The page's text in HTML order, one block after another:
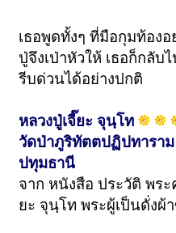
เธอพูดทั้งๆ ที่มือกุมท้องอ
ปู่จึงเป่าหัวให้ เธอก็กลับ
รีบด่วนได้อย่างปกติ
หลวงปู่เจี๊ยะ จุนฺโท
วัดป่าภูริทัตตปฏิปทาราม
ปทุมธานี
จาก หนังสือ ประวัติ พระ
ยะ จุนฺโท พระผู้เป็นดั่งผ้